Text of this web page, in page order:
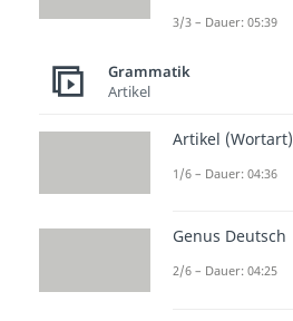
3/3 – Dauer: 05:39
Grammatik
Artikel
Artikel (Wortart)
1/6 – Dauer: 04:36
Genus Deutsch
2/6 – Dauer: 04:25